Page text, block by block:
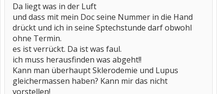
Da liegt was in der Luft
und dass mit mein Doc seine Nummer in die Hand
drückt und ich in seine Sptechstunde darf obwohl
ohne Termin.
es ist verrückt. Da ist was faul.
ich muss herausfinden was abgeht!!
Kann man überhaupt Sklerodemie und Lupus
gleichermassen haben? Kann mir das nicht
vorstellen!